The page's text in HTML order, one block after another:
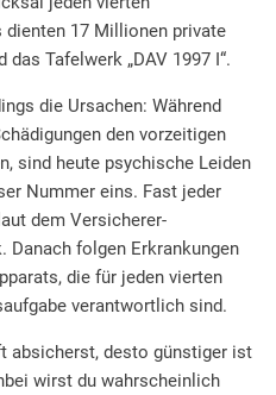
17 Millionen private
Tafelwerk „DAV 1997 I“.
die Ursachen: Während
den vorzeitigen
sind heute psychische Leiden
Nummer eins. Fast jeder
dem Versicherer-
Danach folgen Erkrankungen
die für jeden vierten
verantwortlich sind.
absicherst, desto günstiger ist
wirst du wahrscheinlich